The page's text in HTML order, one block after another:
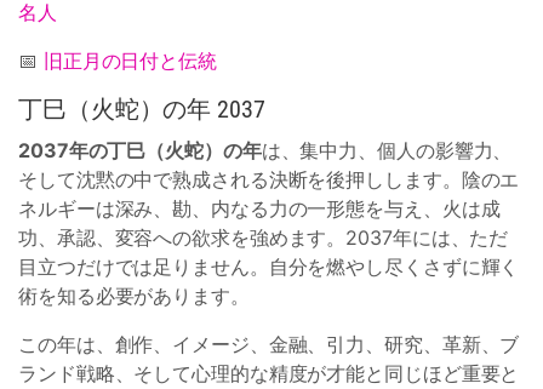
名人
📅
旧正月の日付と伝統
丁巳（火蛇）の年 2037
2037年の丁巳（火蛇）の年は、集中力、個人の影響力、
そして沈黙の中で熟成される決断を後押しします。陰のエ
ネルギーは深み、勘、内なる力の一形態を与え、火は成
功、承認、変容への欲求を強めます。2037年には、ただ
目立つだけでは足りません。自分を燃やし尽くさずに輝く
術を知る必要があります。
この年は、創作、イメージ、金融、引力、研究、革新、ブ
ランド戦略、そして心理的な精度が才能と同じほど重要と